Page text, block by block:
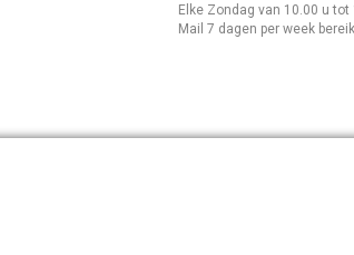
Elke Zondag van 10.00 u tot
Mail 7 dagen per week